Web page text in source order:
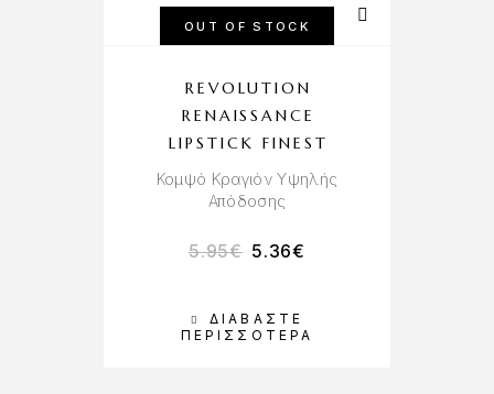
OUT OF STOCK
ΔΙΑΒΆΣΤΕ
ΠΕΡΙΣΣΌΤΕΡΑ
REVOLUTION
RENAISSANCE
LIPSTICK FINEST
Κομψό Κραγιόν Υψηλής
Απόδοσης
5.95€ 5.36€